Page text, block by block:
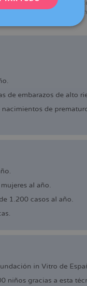
servicios en
Mujer en
de embarazos de alto
de
al año.
1.200 casos al año.
in Vitro de
niños gracias a esta